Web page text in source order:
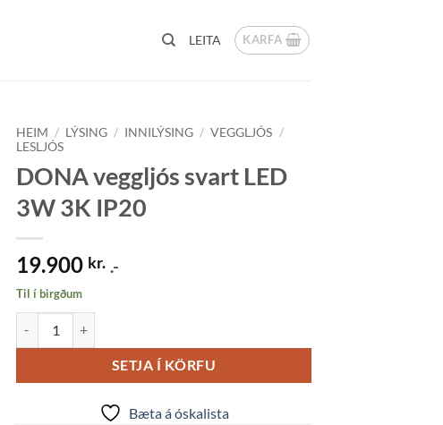
LEITA KARFA
HEIM / LÝSING / INNILÝSING / VEGGLJÓS /
LESLJÓS
DONA veggljós svart LED
3W 3K IP20
19.900 kr. .-
Til í birgðum
SETJA Í KÖRFU
Bæta á óskalista